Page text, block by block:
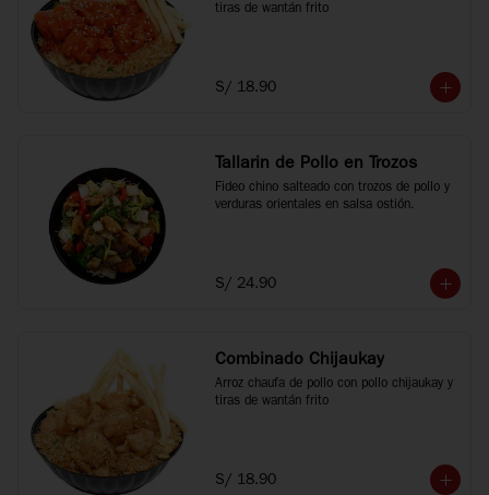
tiras de wantán frito
S/ 18.90
Tallarin de Pollo en Trozos
Fideo chino salteado con trozos de pollo y
verduras orientales en salsa ostión.
S/ 24.90
Combinado Chijaukay
Arroz chaufa de pollo con pollo chijaukay y
tiras de wantán frito
S/ 18.90